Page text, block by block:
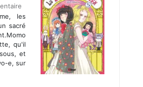
les
sacré
qu'il
et
e, sur